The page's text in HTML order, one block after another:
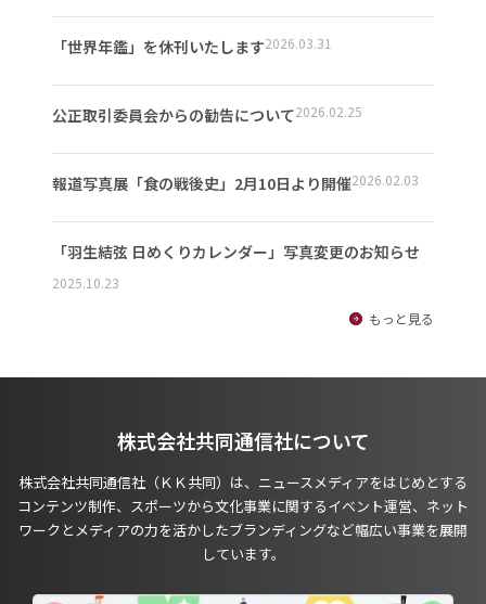
「世界年鑑」を休刊いたします2026.03.31
公正取引委員会からの勧告について2026.02.25
報道写真展「食の戦後史」2月10日より開催2026.02.03
「羽生結弦 日めくりカレンダー」写真変更のお知らせ
2025.10.23
もっと見る
株式会社共同通信社について
株式会社共同通信社（ＫＫ共同）は、ニュースメディアをはじめとする
コンテンツ制作、スポーツから文化事業に関するイベント運営、ネット
ワークとメディアの力を活かしたブランディングなど幅広い事業を展開
しています。